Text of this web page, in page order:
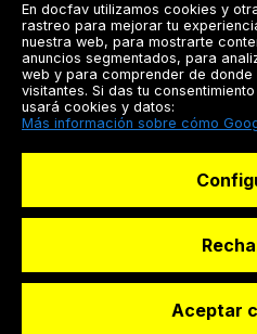
Docfav
© Dashboard
En docfav utilizamos cookies y
rastreo para mejorar tu
nuestra web, para mostrarte
anuncios segmentados, para
web y para comprender de donde
visitantes. Si das tu
usará cookies y datos:
Más información sobre cómo
Aceptar